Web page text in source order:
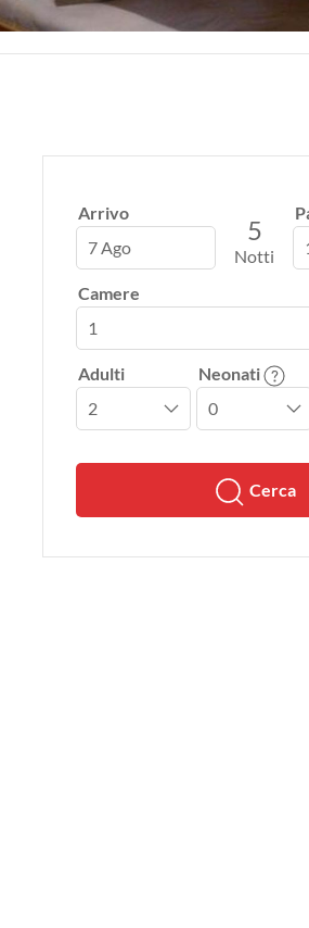
Arrivo
7 Ago
5
Notti
Camere
Adulti Neonati
Cerca